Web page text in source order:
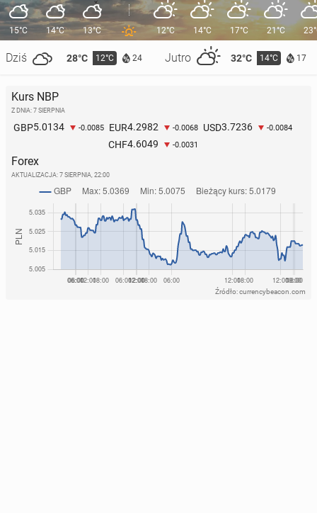
15°C
Dziś 28°C 12°C 24 Jutro 32°C 14°C 17
14°C 13°C 12°C 14°C 17°C 21°C
Kurs NBP
Z DNIA: 7 SIERPNIA
GBP5.0134 -0.0085 EUR4.2982 -0.0068 USD3.7236 -0.0084
CHF4.6049 -0.0031
Forex
AKTUALIZACJA: 7 SIERPNIA, 22:00
Źródło: currencybeacon.com